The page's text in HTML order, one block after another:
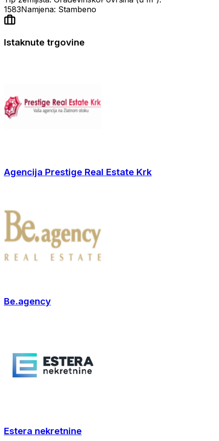
1583Namjena: Stambeno
Istaknute trgovine
Agencija Prestige Real Estate Krk
Be.agency
Estera nekretnine